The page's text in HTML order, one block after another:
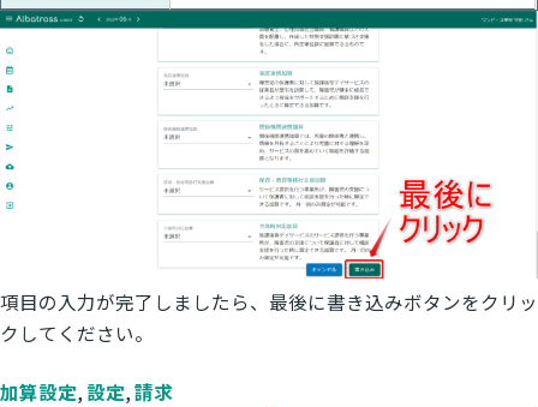
項目の入力が完了しましたら、最後に書き込みボタンをクリッ
クしてください。
加算設定, 設定, 請求